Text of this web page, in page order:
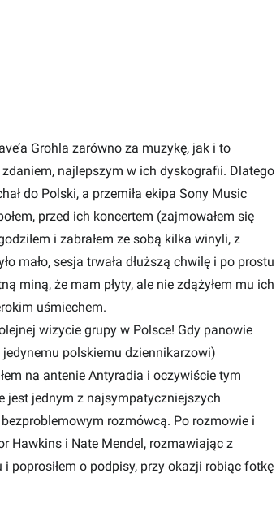
Grohla zarówno za muzykę, jak i to
najlepszym w ich dyskografii. Dlatego
do Polski, a przemiła ekipa Sony Music
przed ich koncertem (zajmowałem się
i zabrałem ze sobą kilka winyli, z
mało, sesja trwała dłuższą chwilę i po prostu
miną, że mam płyty, ale nie zdążyłem mu ich
uśmiechem.
wizycie grupy w Polsce! Gdy panowie
polskiemu dziennikarzowi)
na antenie Antyradia i oczywiście tym
jest jednym z najsympatyczniejszych
rozmówcą. Po rozmowie i
Hawkins i Nate Mendel, rozmawiając z
poprosiłem o podpisy, przy okazji robiąc fotkę